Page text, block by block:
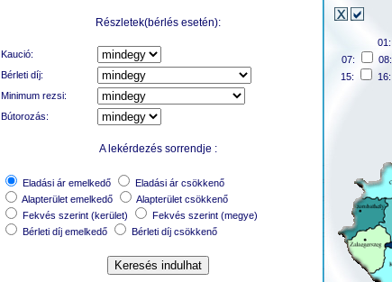
Részletek(bérlés esetén):
Kaució:
Bérleti díj:
Minimum rezsi:
Bútorozás:
A lekérdezés sorrendje :
Eladási ár emelkedő
Eladási ár csökkenő
Alapterület emelkedő
Alapterület csökkenő
Fekvés szerint (kerület)
Fekvés szerint (megye)
Bérleti díj emelkedő
Bérleti díj csökkenő
01:
07:
08:
15:
16: